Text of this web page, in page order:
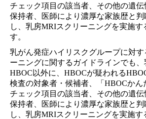
チェック項目の該当者、その他の遺
保持者、医師により濃厚な家族歴と
し、乳房MRIスクリーニングを実施す
す。
乳がん発症ハイリスクグループに対す
ーニングに関するガイドラインでも
HBOC以外に、HBOCが疑われる
検査の対象者・候補者、「HBOCかん
チェック項目の該当者、その他の遺
保持者、医師により濃厚な家族歴と
し、乳房MRIスクリーニングを実施す